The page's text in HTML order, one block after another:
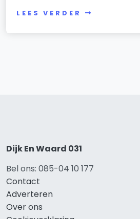
LEES VERDER
Dijk En Waard 031
Bel ons: 085-04 10 177
Contact
Adverteren
Over ons